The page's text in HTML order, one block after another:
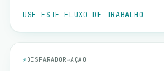
USE ESTE FLUXO DE TRABALHO
⚡ DISPARADOR→AÇÃO